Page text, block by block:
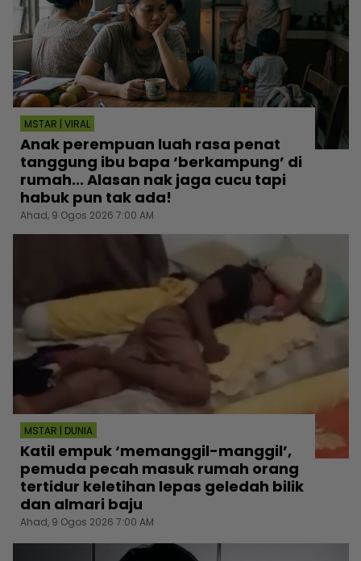
MSTAR | VIRAL
Anak perempuan luah rasa penat
tanggung ibu bapa ‘berkampung’ di
rumah... Alasan nak jaga cucu tapi
habuk pun tak ada!
Ahad, 9 Ogos 2026 7:00 AM
MSTAR | DUNIA
Katil empuk ‘memanggil-manggil’,
pemuda pecah masuk rumah orang
tertidur keletihan lepas geledah bilik
dan almari baju
Ahad, 9 Ogos 2026 7:00 AM